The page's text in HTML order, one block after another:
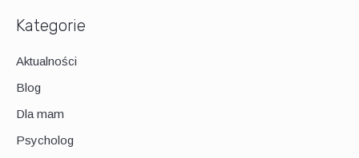
Kategorie
Aktualności
Blog
Dla mam
Psycholog